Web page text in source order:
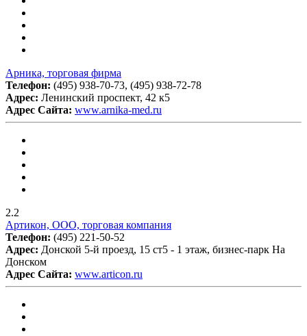
Арника, торговая фирма
Телефон: (495) 938-70-73, (495) 938-72-78
Адрес: Ленинский проспект, 42 к5
Адрес Сайта: www.arnika-med.ru
2.2
Артикон, ООО, торговая компания
Телефон: (495) 221-50-52
Адрес: Донской 5-й проезд, 15 ст5 - 1 этаж, бизнес-парк На
Донском
Адрес Сайта: www.articon.ru